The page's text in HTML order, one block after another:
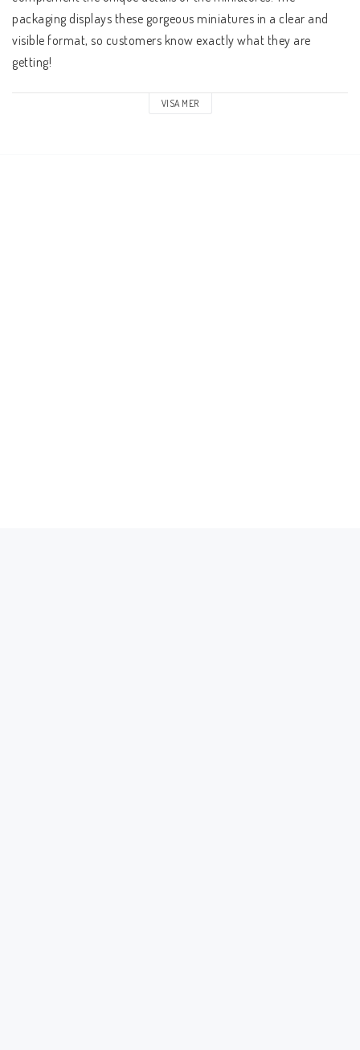
packaging displays these gorgeous miniatures in a clear and
visible format, so customers know exactly what they are
getting!
Key Features:
VISA MER